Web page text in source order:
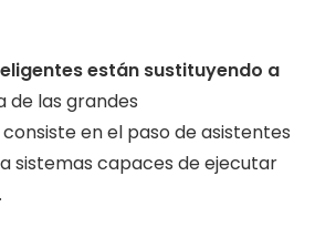
están sustituyendo a
de las grandes
en el paso de asistentes
sistemas capaces de ejecutar